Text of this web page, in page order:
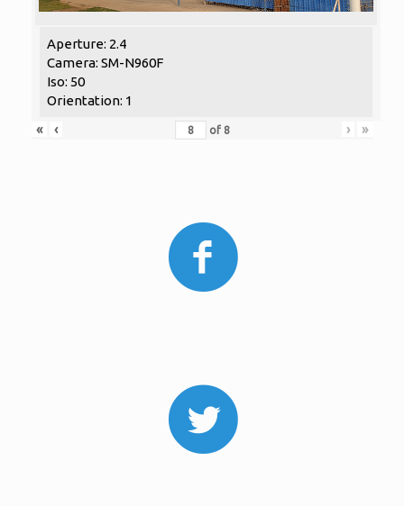
Aperture: 2.4
Camera: SM-N960F
Iso: 50
Orientation: 1
«
‹ of 8 › »